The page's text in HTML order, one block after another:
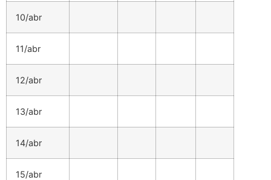
10/abr
11/abr
12/abr
13/abr
14/abr
15/abr